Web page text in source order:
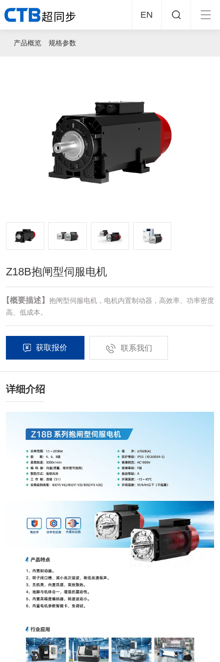
EN
产品概览 规格参数
Z18B抱闸型伺服电机
【概要描述】 抱闸型伺服电机，电机内置制动器，高效率、功率密度
高、低成本。
获取报价 联系我们
详细介绍